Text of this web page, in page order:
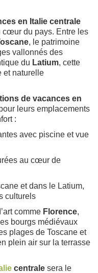
en Italie centrale
cœur du pays. Entre les
, le patrimoine
vallonnés des
du Latium, cette
et naturelle
de vacances en
leurs emplacements
:
avec piscine et vue
au cœur de
et dans le Latium,
culturels
comme Florence,
bourgs médiévaux
plages de Toscane et
plein air sur la terrasse
centrale sera le